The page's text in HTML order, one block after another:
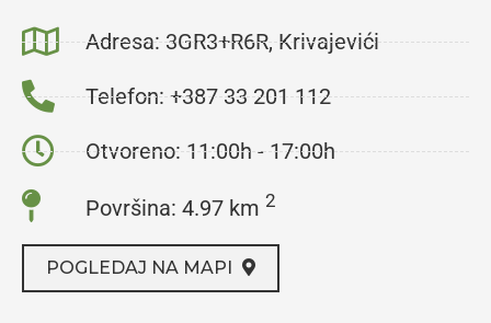
Adresa: 3GR3+R6R, Krivajevići
Telefon: +387 33 201 112
Otvoreno: 11:00h - 17:00h
Površina: 4.97 km 2
POGLEDAJ NA MAPI